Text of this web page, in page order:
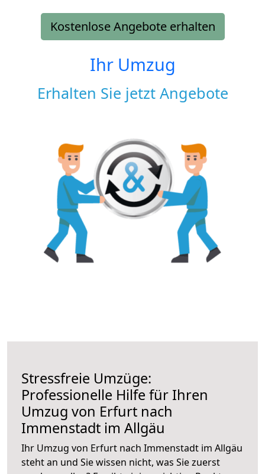
Kostenlose Angebote erhalten
Ihr Umzug
Erhalten Sie jetzt Angebote
Stressfreie Umzüge:
Professionelle Hilfe für Ihren
Umzug von Erfurt nach
Immenstadt im Allgäu
Ihr Umzug von Erfurt nach Immenstadt im Allgäu
steht an und Sie wissen nicht, was Sie zuerst